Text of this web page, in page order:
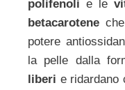
polifenolie le
betacarotene
potere
la pelle dalla
liberi e ridardano